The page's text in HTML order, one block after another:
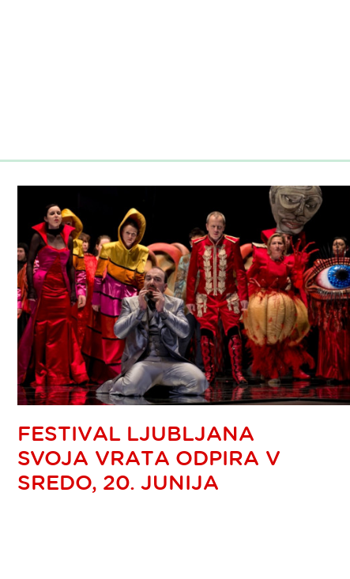
FESTIVAL LJUBLJANA
SVOJA VRATA ODPIRA V
SREDO, 20. JUNIJA